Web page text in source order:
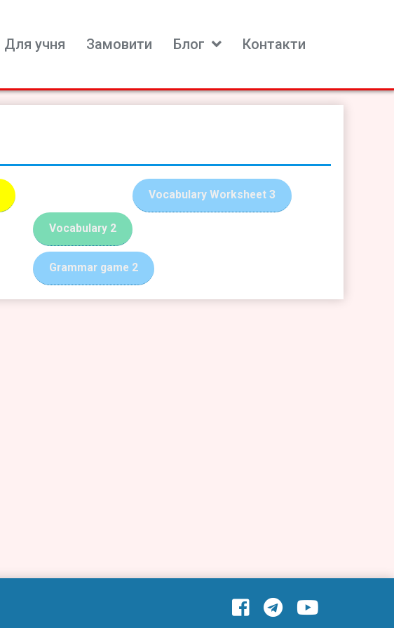
Для учня Замовити Блог Контакти
Vocabulary Worksheet 3
Vocabulary 2
Grammar game 2